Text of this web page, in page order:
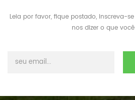
Leia por favor, fique postado, inscreva-
nos dizer o que